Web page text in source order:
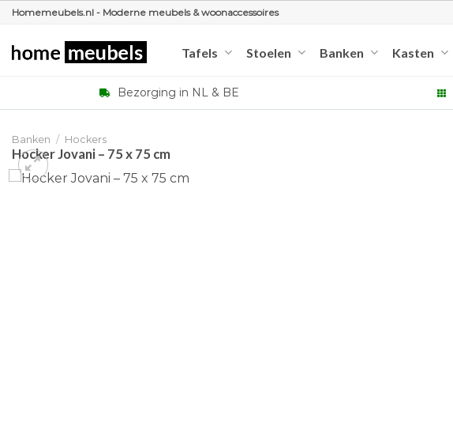
Ga
inhoud
Homemeubels.nl - Moderne meubels & woonaccessoires
Tafels Stoelen Banken Kasten
Bezorging in NL & BE
Banken / Hockers
Hocker Jovani – 75 x 75 cm